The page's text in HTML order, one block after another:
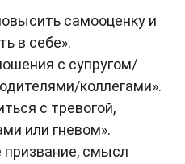
самооценку и
в себе».
с супругом/
коллегами».
с тревогой,
или гневом».
смысл